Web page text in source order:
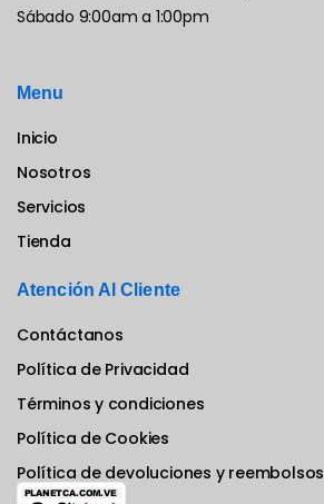
Sábado 9:00am a 1:00pm
Menu
Inicio
Nosotros
Servicios
Tienda
Atención Al Cliente
Contáctanos
Política de Privacidad
Términos y condiciones
Política de Cookies
Política de devoluciones y reembolsos